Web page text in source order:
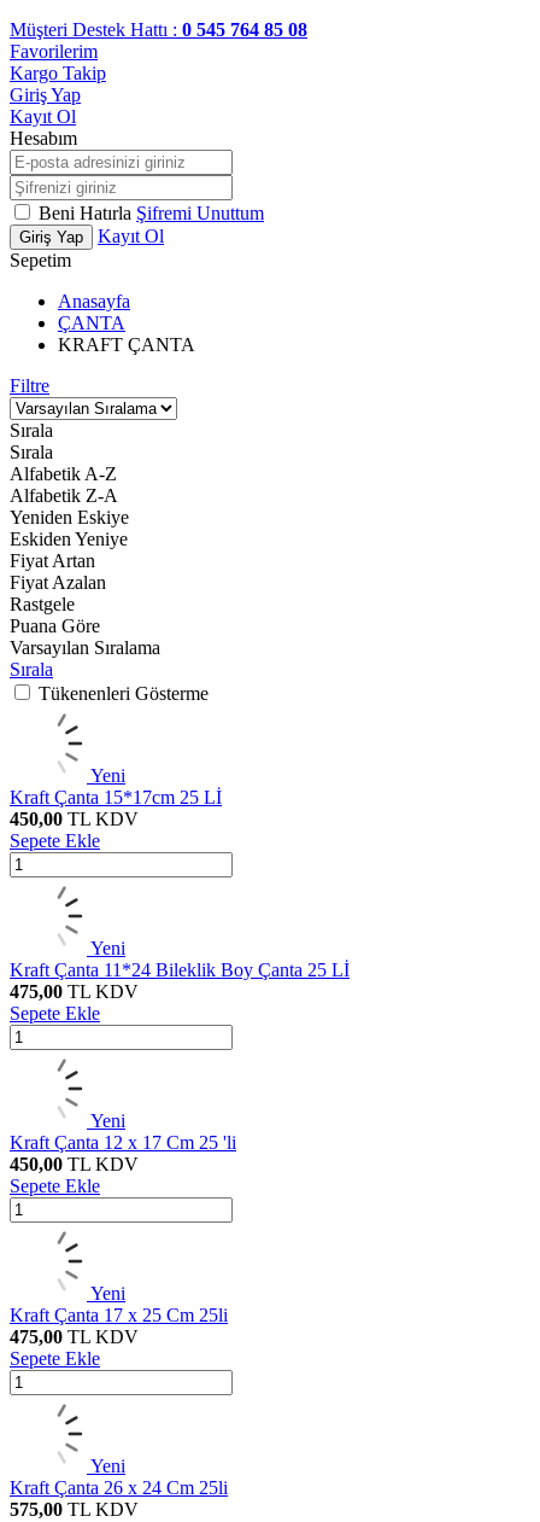
Müşteri Destek Hattı : 0 545 764 85 08
Favorilerim
Kargo Takip
Giriş Yap
Kayıt Ol
Hesabım
Beni Hatırla Şifremi Unuttum
Giriş Yap
Kayıt Ol
Sepetim
Anasayfa
ÇANTA
KRAFT ÇANTA
Filtre
Sırala
Sırala
Alfabetik A-Z
Alfabetik Z-A
Yeniden Eskiye
Eskiden Yeniye
Fiyat Artan
Fiyat Azalan
Rastgele
Puana Göre
Varsayılan Sıralama
Sırala
Tükenenleri Gösterme
Yeni
Kraft Çanta 15*17cm 25 Lİ
450,00 TL KDV
Sepete Ekle
Yeni
Kraft Çanta 11*24 Bileklik Boy Çanta 25 Lİ
475,00 TL KDV
Sepete Ekle
Yeni
Kraft Çanta 12 x 17 Cm 25 'li
450,00 TL KDV
Sepete Ekle
Yeni
Kraft Çanta 17 x 25 Cm 25li
475,00 TL KDV
Sepete Ekle
Yeni
Kraft Çanta 26 x 24 Cm 25li
575,00 TL KDV